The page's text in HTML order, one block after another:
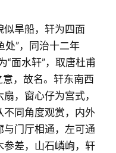
旱船，轩为四面
处”，同治十二年
“面水轩”，取唐杜甫
意，故名。轩东南西
，窗心仔为宫式，
不同角度观赏，内外
与门厅相通，左可通
参差，山石嶙峋，轩